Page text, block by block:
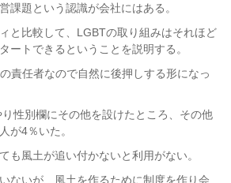
課題という認識が会社にはある。
と比較して、LGBTの取り組みはそれほど
ートできるということを説明する。
責任者なので自然に後押しする形になっ
性別欄にその他を設けたところ、その他
が4％いた。
も風土が追い付かないと利用がない。
ないが、風土を作るために制度を作り会